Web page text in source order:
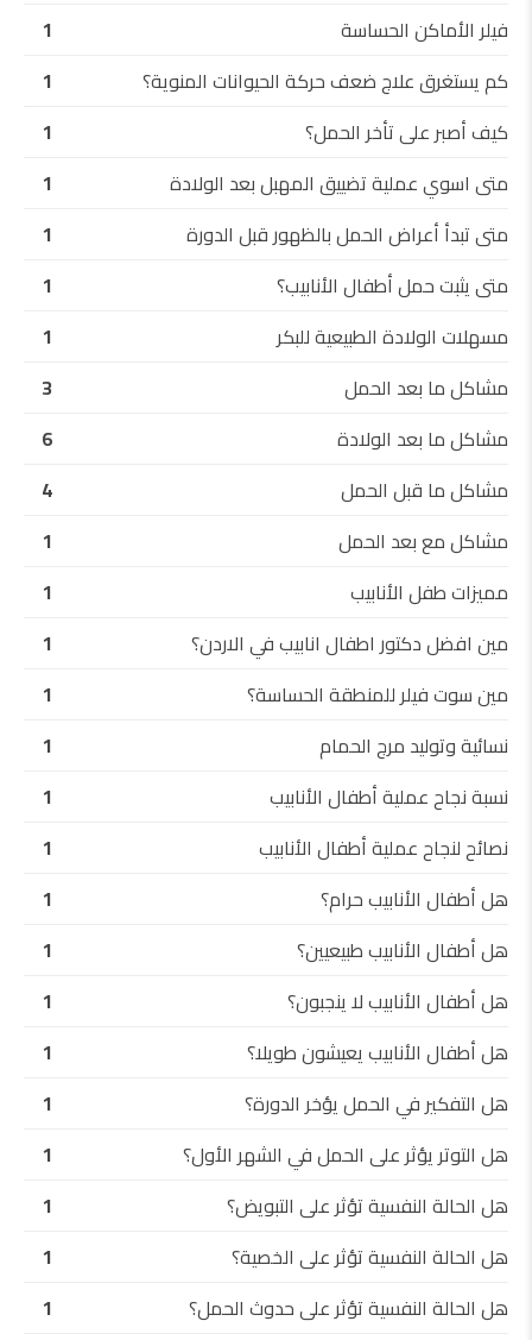
فيلر الأماكن الحساسة
1
كم يستغرق علاج ضعف حركة الحيوانات المنوية؟
1
كيف أصبر على تأخر الحمل؟
1
متى اسوي عملية تضييق المهبل بعد الولادة
1
متى تبدأ أعراض الحمل بالظهور قبل الدورة
1
متى يثبت حمل أطفال الأنابيب؟
1
مسهلات الولادة الطبيعية للبكر
1
مشاكل ما بعد الحمل
3
مشاكل ما بعد الولادة
6
مشاكل ما قبل الحمل
4
مشاكل مع بعد الحمل
1
مميزات طفل الأنابيب
1
مين افضل دكتور اطفال انابيب في الاردن؟
1
مين سوت فيلر للمنطقة الحساسة؟
1
نسائية وتوليد مرج الحمام
1
نسبة نجاح عملية أطفال الأنابيب
1
نصائح لنجاح عملية أطفال الأنابيب
1
هل أطفال الأنابيب حرام؟
1
هل أطفال الأنابيب طبيعيين؟
1
هل أطفال الأنابيب لا ينجبون؟
1
هل أطفال الأنابيب يعيشون طويلا؟
1
هل التفكير في الحمل يؤخر الدورة؟
1
هل التوتر يؤثر على الحمل في الشهر الأول؟
1
هل الحالة النفسية تؤثر على التبويض؟
1
هل الحالة النفسية تؤثر على الخصية؟
1
هل الحالة النفسية تؤثر على حدوث الحمل؟
1